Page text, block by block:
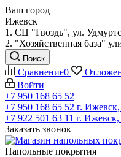
Ваш город
Ижевск
1. СЦ "Гвоздь", ул.
2. "Хозяйственная база"
Поиск
Сравнение0
Войти
+7 950 168 65 52
+7 950 168 65 52 г.
+7 922 501 63 11 г. Ижевск,
Заказать звонок
Напольные покрытия